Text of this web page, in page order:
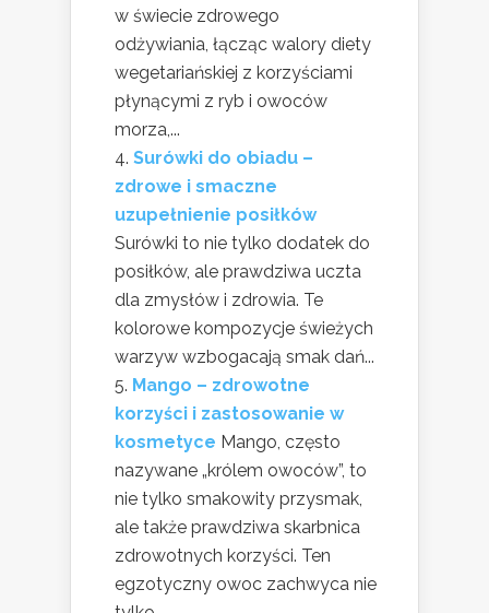
w świecie zdrowego
odżywiania, łącząc walory diety
wegetariańskiej z korzyściami
płynącymi z ryb i owoców
morza,...
Surówki do obiadu –
zdrowe i smaczne
uzupełnienie posiłków
Surówki to nie tylko dodatek do
posiłków, ale prawdziwa uczta
dla zmysłów i zdrowia. Te
kolorowe kompozycje świeżych
warzyw wzbogacają smak dań...
Mango – zdrowotne
korzyści i zastosowanie w
kosmetyce Mango, często
nazywane „królem owoców”, to
nie tylko smakowity przysmak,
ale także prawdziwa skarbnica
zdrowotnych korzyści. Ten
egzotyczny owoc zachwyca nie